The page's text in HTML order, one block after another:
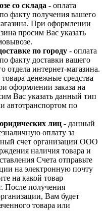
со склада - оплата
факту получения вашего
При оформлении
просим Вас указать
по городу - оплата
факту доставки вашего
отдела интернет-магазина.
денежные средства
оформлении заказа на
Вас указать данный тип
автотранспортом по
лиц - данный
оплату за
счет организации ООО
наличия товара и
Счета отправьте
на электронную почту
на какой товар
После получения
Вам будет
товара или